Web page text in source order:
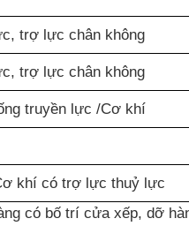
trợ lực chân không
trợ lực chân không
truyền lực /Cơ khí
khí có trợ lực thuỷ lực
có bố trí cửa xếp, dỡ